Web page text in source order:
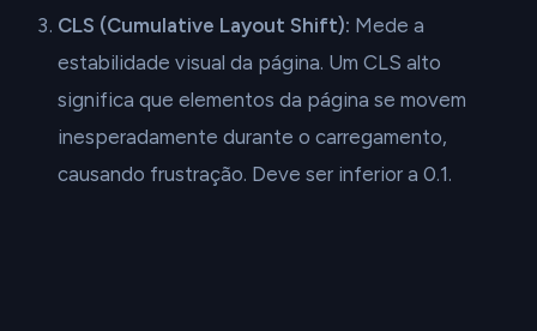
CLS (Cumulative Layout Shift): Mede a
estabilidade visual da página. Um CLS alto
significa que elementos da página se movem
inesperadamente durante o carregamento,
causando frustração. Deve ser inferior a 0.1.